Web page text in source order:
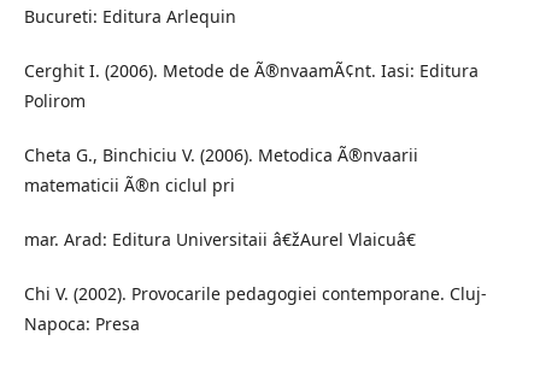
Bucureti: Editura Arlequin
Cerghit I. (2006). Metode de Ã®nvaamÃ¢nt. Iasi: Editura
Polirom
Cheta G., Binchiciu V. (2006). Metodica Ã®nvaarii
matematicii Ã®n ciclul pri
mar. Arad: Editura Universitaii â€žAurel Vlaicuâ€
Chi V. (2002). Provocarile pedagogiei contemporane. Cluj-
Napoca: Presa